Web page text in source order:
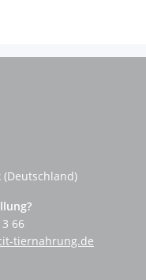
(Deutschland)
66
tiernahrung.de